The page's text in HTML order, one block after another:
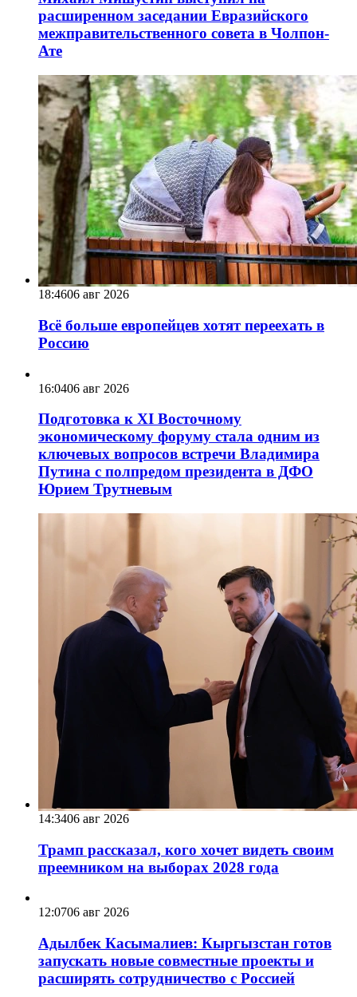
расширенном заседании Евразийского
межправительственного совета в Чолпон-
Ате
18:4606 авг 2026
Всё больше европейцев хотят переехать в
Россию
16:0406 авг 2026
Подготовка к XI Восточному
экономическому форуму стала одним из
ключевых вопросов встречи Владимира
Путина с полпредом президента в ДФО
Юрием Трутневым
14:3406 авг 2026
Трамп рассказал, кого хочет видеть своим
преемником на выборах 2028 года
12:0706 авг 2026
Адылбек Касымалиев: Кыргызстан готов
запускать новые совместные проекты и
расширять сотрудничество с Россией